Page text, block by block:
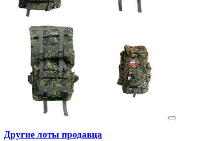
Другие лоты продавца